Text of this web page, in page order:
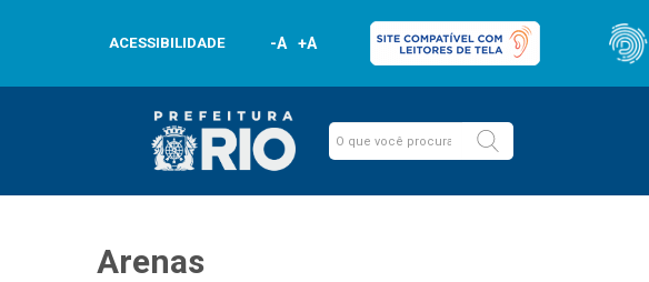
ACESSIBILIDADE -A +A
Arenas